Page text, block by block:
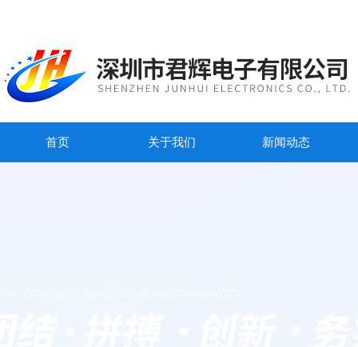
首页 关于我们 新闻动态